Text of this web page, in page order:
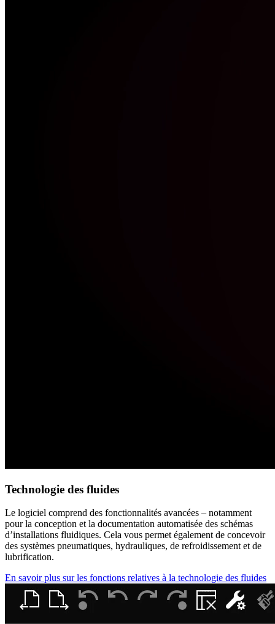
Technologie des fluides
Le logiciel comprend des fonctionnalités avancées – notamment
pour la conception et la documentation automatisée des schémas
d’installations fluidiques. Cela vous permet également de concevoir
des systèmes pneumatiques, hydrauliques, de refroidissement et de
lubrification.
En savoir plus sur les fonctions relatives à la technologie des fluides